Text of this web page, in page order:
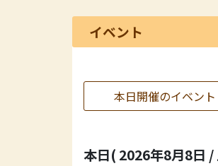
イベント
本日開催のイベント
本日( 2026年8月8日 /